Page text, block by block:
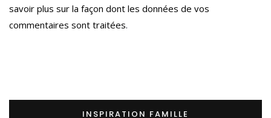
savoir plus sur la façon dont les données de vos
commentaires sont traitées.
INSPIRATION FAMILLE